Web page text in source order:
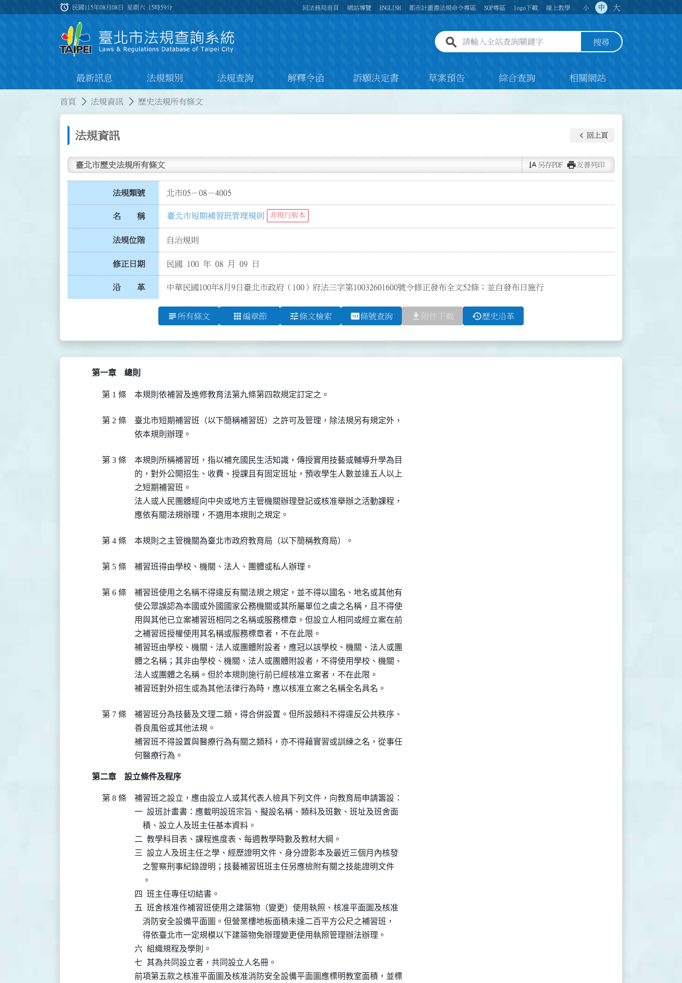
:::
alarm 民國115年08月08日 星期六 15時59分 回法務局首頁 網站導覽 ENGLISH 都市計畫書法規命令專區 SOP專區 logo下載 線上教學 小 中 大
全站查詢關鍵字欄位 搜尋
最新訊息 法規類別 法規查詢 解釋令函 訴願決定書 草案預告 綜合查詢 相關網站
首頁 法規資訊 歷史法規所有條文
法規資訊 keyboard_arrow_left 回上頁
臺北市歷史法規所有條文 text_rotate_vertical 另存PDF print友善列印
法規類號 北市05－08－4005
名 稱 臺北市短期補習班管理規則 非現行版本
法規位階 自治規則
修正日期 民國 100 年 08 月 09 日
沿 革 中華民國100年8月9日臺北市政府（100）府法三字第10032601600號令修正發布全文52條；並自發布日施行
subject 所有條文 apps 編章節 tune條文檢索 pin條號查詢 file_download 附件下載 history歷史沿革
第一章 總則
第 1 條 本規則依補習及進修教育法第九條第四款規定訂定之。
第 2 條
臺北市短期補習班（以下簡稱補習班）之許可及管理，除法規另有規定外，
依本規則辦理。
第 3 條
本規則所稱補習班，指以補充國民生活知識，傳授實用技藝或輔導升學為目
的，對外公開招生、收費、授課且有固定班址，預收學生人數並達五人以上
之短期補習班。
法人或人民團體經向中央或地方主管機關辦理登記或核准舉辦之活動課程，
應依有關法規辦理，不適用本規則之規定。
第 4 條 本規則之主管機關為臺北市政府教育局（以下簡稱教育局）。
第 5 條 補習班得由學校、機關、法人、團體或私人辦理。
第 6 條
補習班使用之名稱不得違反有關法規之規定，並不得以國名、地名或其他有
使公眾誤認為本國或外國國家公務機關或其所屬單位之虞之名稱，且不得使
用與其他已立案補習班相同之名稱或服務標章。但設立人相同或經立案在前
之補習班授權使用其名稱或服務標章者，不在此限。
補習班由學校、機關、法人或團體附設者，應冠以該學校、機關、法人或團
體之名稱；其非由學校、機關、法人或團體附設者，不得使用學校、機關、
法人或團體之名稱。但於本規則施行前已經核准立案者，不在此限。
補習班對外招生或為其他法律行為時，應以核准立案之名稱全名具名。
第 7 條
補習班分為技藝及文理二類，得合併設置。但所設類科不得違反公共秩序、
善良風俗或其他法規。
補習班不得設置與醫療行為有關之類科，亦不得藉實習或訓練之名，從事任
何醫療行為。
第二章 設立條件及程序
第 8 條
補習班之設立，應由設立人或其代表人檢具下列文件，向教育局申請籌設：
一  設班計畫書：應載明設班宗旨、擬設名稱、類科及班數、班址及班舍面
    積、設立人及班主任基本資料。
二  教學科目表、課程進度表、每週教學時數及教材大綱。
三  設立人及班主任之學、經歷證明文件、身分證影本及最近三個月內核發
    之警察刑事紀錄證明；技藝補習班班主任另應檢附有關之技能證明文件
    。
四  班主任專任切結書。
五  班舍核准作補習班使用之建築物（變更）使用執照、核准平面圖及核准
    消防安全設備平面圖。但營業樓地板面積未達二百平方公尺之補習班，
    得依臺北市一定規模以下建築物免辦理變更使用執照管理辦法辦理。
六  組織規程及學則。
七  其為共同設立者，共同設立人名冊。
前項第五款之核准平面圖及核准消防安全設備平面圖應標明教室面積，並標